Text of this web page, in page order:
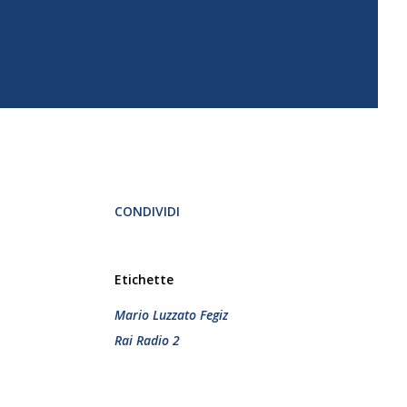
CONDIVIDI
Etichette
Mario Luzzato Fegiz
Rai Radio 2